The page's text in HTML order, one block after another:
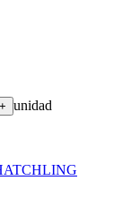
+ unidad